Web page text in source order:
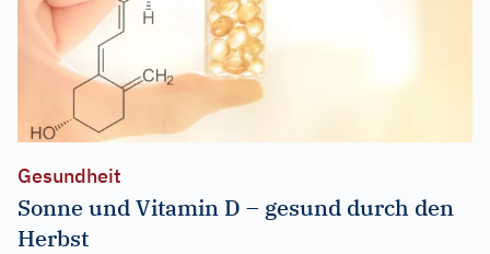
Gesundheit
Sonne und Vitamin D – gesund durch den
Herbst